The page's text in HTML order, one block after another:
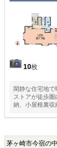
10枚
閑静な住宅地
ストアが徒歩
納、小屋根裏収
茅ヶ崎市今宿の